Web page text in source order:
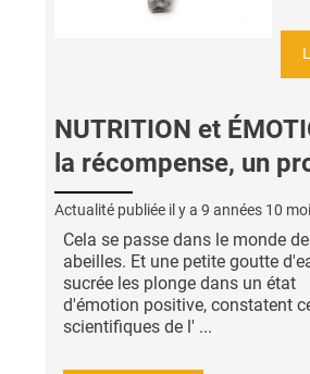
NUTRITION et
la récompense, un
Actualité publiée il y a 9 années 10
Cela se passe dans le monde
abeilles. Et une petite goutte
sucrée les plonge dans un état
d'émotion positive, constatent
scientifiques de l' ...